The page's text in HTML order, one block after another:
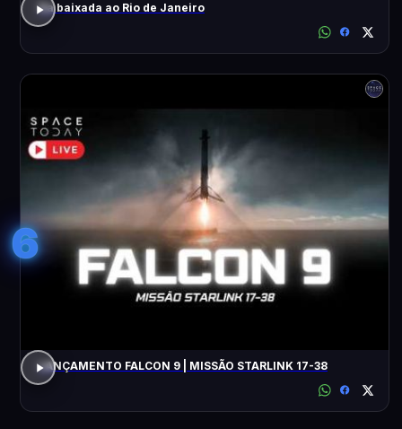
Da baixada ao Rio de Janeiro
6
LANÇAMENTO FALCON 9 | MISSÃO STARLINK 17-38